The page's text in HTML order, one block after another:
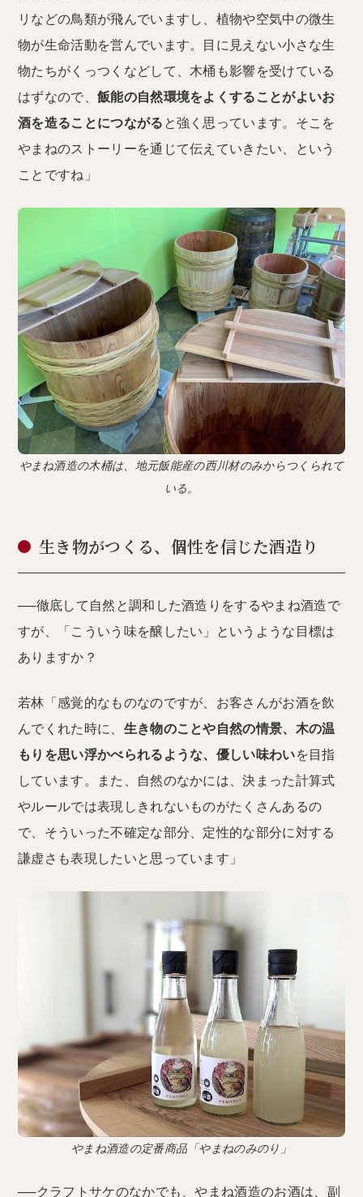
リなどの鳥類が飛んでいますし、植物や空気中の微生
物が生命活動を営んでいます。目に見えない小さな生
物たちがくっつくなどして、木桶も影響を受けている
はずなので、 飯能の自然環境をよくすることがよいお
酒を造ることにつながる と強く思っています。そこを
やまねのストーリーを通じて伝えていきたい、という
ことですね」
やまね酒造の木桶は、地元飯能産の西川材のみからつくられて
いる。
生き物がつくる、個性を信じた酒造り
──徹底して自然と調和した酒造りをするやまね酒造で
すが、「こういう味を醸したい」というような目標は
ありますか？
若林「感覚的なものなのですが、お客さんがお酒を飲
んでくれた時に、 生き物のことや自然の情景、木の温
もりを思い浮かべられるような、優しい味わいを目指
しています。また、自然のなかには、決まった計算式
やルールでは表現しきれないものがたくさんあるの
で、そういった不確定な部分、定性的な部分に対する
謙虚さも表現したいと思っています」
やまね酒造の定番商品「やまねのみのり」
──クラフトサケのなかでも、やまね酒造のお酒は、副